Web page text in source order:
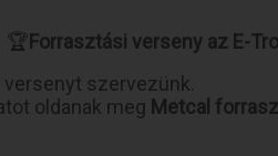
🏆Forrasztási verseny az E-
szervezünk.
oldanak meg Metcal